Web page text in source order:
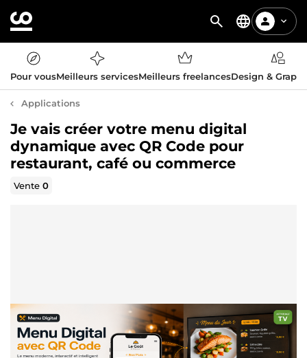
Pour vousMeilleurs servicesMeilleurs freelancesDesign &
Applications
Je vais créer votre menu digital
dynamique avec QR Code pour
restaurant, café ou commerce
Vente0